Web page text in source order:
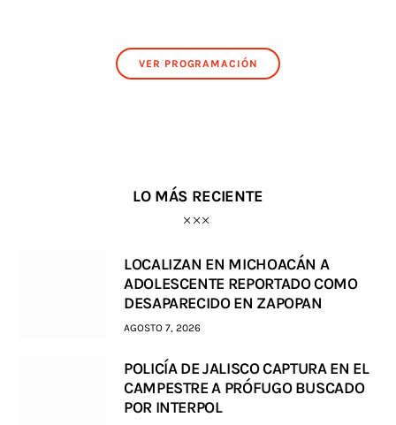
VER PROGRAMACIÓN
LO MÁS RECIENTE
LOCALIZAN EN MICHOACÁN A
ADOLESCENTE REPORTADO COMO
DESAPARECIDO EN ZAPOPAN
AGOSTO 7, 2026
POLICÍA DE JALISCO CAPTURA EN EL
CAMPESTRE A PRÓFUGO BUSCADO
POR INTERPOL